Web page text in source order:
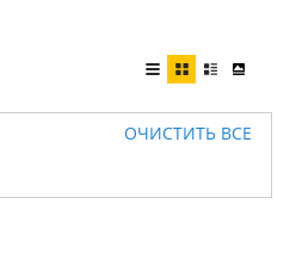
ОЧИСТИТЬ ВСЕ